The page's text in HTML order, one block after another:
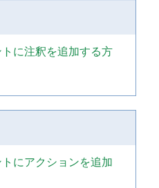
に注釈を追加する方
にアクションを追加